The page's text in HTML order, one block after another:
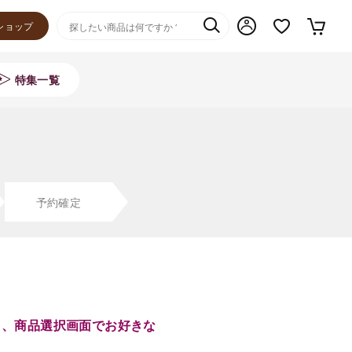
ョップ
特集一覧
予約確定
商品選択画面でお好きな